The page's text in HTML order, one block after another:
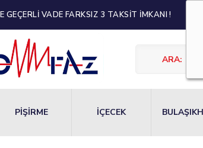
GEÇERLİ VADE FARKSIZ 3 TAKSİT İMKANI !
PİŞİRME İÇECEK